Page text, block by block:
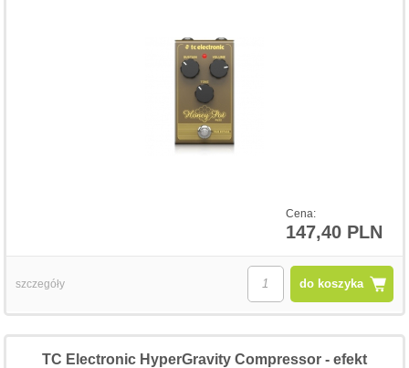
Cena:
147,40 PLN
do koszyka
szczegóły
TC Electronic HyperGravity Compressor - efekt